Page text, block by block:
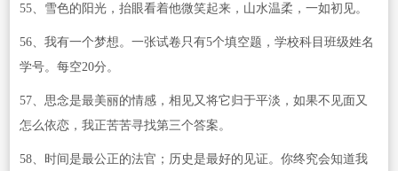
55、雪色的阳光，抬眼看着他微笑起来，山水温柔，一如初见。
56、我有一个梦想。一张试卷只有5个填空题，学校科目班级姓名
学号。每空20分。
57、思念是最美丽的情感，相见又将它归于平淡，如果不见面又
怎么依恋，我正苦苦寻找第三个答案。
58、时间是最公正的法官；历史是最好的见证。你终究会知道我